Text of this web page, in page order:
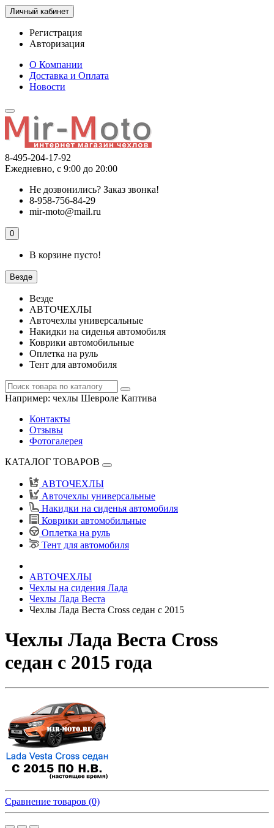
Личный кабинет
Регистрация
Авторизация
О Компании
Доставка и Оплата
Новости
8-495-204-17-92
Ежедневно, с 9:00 до 20:00
Не дозвонились? Заказ звонка!
8-958-756-84-29
mir-moto@mail.ru
0
В корзине пусто!
Везде
Везде
АВТОЧЕХЛЫ
Авточехлы универсальные
Накидки на сиденья автомобиля
Коврики автомобильные
Оплетка на руль
Тент для автомобиля
Например: чехлы Шевроле Каптива
Контакты
Отзывы
Фотогалерея
КАТАЛОГ ТОВАРОВ
АВТОЧЕХЛЫ
Авточехлы универсальные
Накидки на сиденья автомобиля
Коврики автомобильные
Оплетка на руль
Тент для автомобиля
АВТОЧЕХЛЫ
Чехлы на сидения Лада
Чехлы Лада Веста
Чехлы Лада Веста Cross седан с 2015
Чехлы Лада Веста Cross
седан с 2015 года
Сравнение товаров (0)